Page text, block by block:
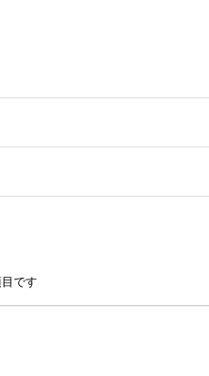
です